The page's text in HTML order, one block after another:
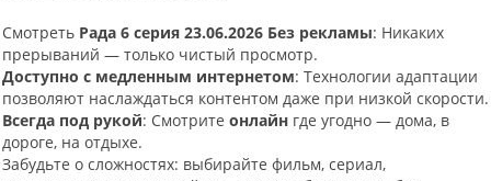
Смотреть Рада 6 серия 23.06.2026 Без рекламы: Никаких
прерываний — только чистый просмотр.
Доступно с медленным интернетом: Технологии адаптации
позволяют наслаждаться контентом даже при низкой скорости.
Всегда под рукой: Смотрите онлайн где угодно — дома, в
дороге, на отдыхе.
Забудьте о сложностях: выбирайте фильм, сериал,